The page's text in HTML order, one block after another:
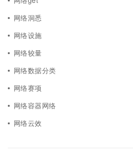
网络洞悉
网络设施
网络较量
网络数据分类
网络赛项
网络容器网络
网络云效